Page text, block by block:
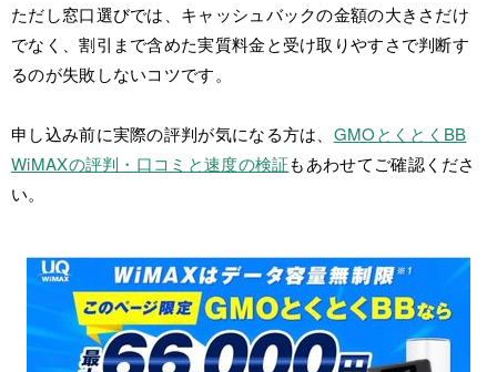
ただし窓口選びでは、キャッシュバックの金額の大きさだけ
でなく、割引まで含めた実質料金と受け取りやすさで判断す
るのが失敗しないコツです。
申し込み前に実際の評判が気になる方は、 GMOとくとくBB
WiMAXの評判・口コミと速度の検証もあわせてご確認くださ
い。